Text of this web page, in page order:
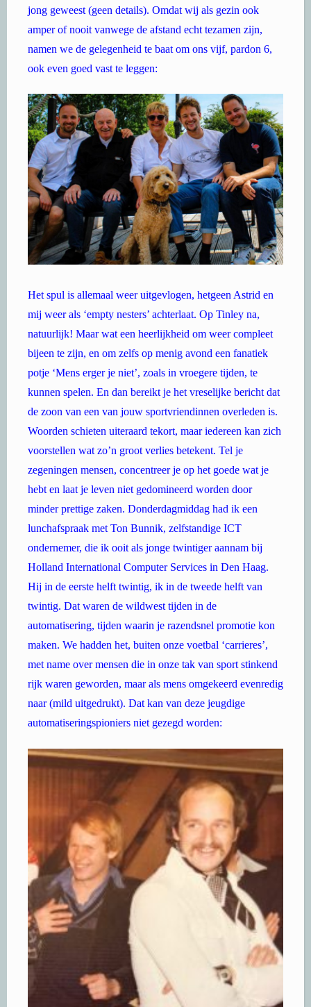
jong geweest (geen details). Omdat wij als gezin ook
amper of nooit vanwege de afstand echt tezamen zijn,
namen we de gelegenheid te baat om ons vijf, pardon 6,
ook even goed vast te leggen:
Het spul is allemaal weer uitgevlogen, hetgeen Astrid en
mij weer als ‘empty nesters’ achterlaat. Op Tinley na,
natuurlijk! Maar wat een heerlijkheid om weer compleet
bijeen te zijn, en om zelfs op menig avond een fanatiek
potje ‘Mens erger je niet’, zoals in vroegere tijden, te
kunnen spelen. En dan bereikt je het vreselijke bericht dat
de zoon van een van jouw sportvriendinnen overleden is.
Woorden schieten uiteraard tekort, maar iedereen kan zich
voorstellen wat zo’n groot verlies betekent. Tel je
zegeningen mensen, concentreer je op het goede wat je
hebt en laat je leven niet gedomineerd worden door
minder prettige zaken. Donderdagmiddag had ik een
lunchafspraak met Ton Bunnik, zelfstandige ICT
ondernemer, die ik ooit als jonge twintiger aannam bij
Holland International Computer Services in Den Haag.
Hij in de eerste helft twintig, ik in de tweede helft van
twintig. Dat waren de wildwest tijden in de
automatisering, tijden waarin je razendsnel promotie kon
maken. We hadden het, buiten onze voetbal ‘carrieres’,
met name over mensen die in onze tak van sport stinkend
rijk waren geworden, maar als mens omgekeerd evenredig
naar (mild uitgedrukt). Dat kan van deze jeugdige
automatiseringspioniers niet gezegd worden: